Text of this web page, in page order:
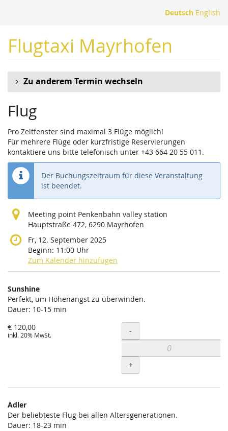
springen
Deutsch English
Flugtaxi Mayrhofen
Zu anderem Termin wechseln
Flug
Pro Zeitfenster sind maximal 3 Flüge möglich!
Für mehrere Flüge oder kurzfristige Reservierungen
kontaktiere uns bitte telefonisch unter +43 664 20 55 011.
Der Buchungszeitraum für diese Veranstaltung
ist beendet.
Meeting point Penkenbahn valley station
Hauptstraße 472, 6290 Mayrhofen
Fr, 12. September 2025
Beginn: 11:00 Uhr
Zum Kalender hinzufügen
Produkte
Unkategorisierte
Produkte
Sunshine
Perfekt, um Höhenangst zu überwinden.
Dauer: 10-15 min
€ 120,00
inkl. 20% MwSt. Menge
-
+
Adler
Der beliebteste Flug bei allen Altersgenerationen.
Dauer: 18-23 min